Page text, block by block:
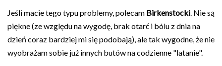
Jeśli macie tego typu problemy, polecam Birkenstocki. Nie są
piękne (ze względu na wygodę, brak otarć i bólu z dnia na
dzień coraz bardziej mi się podobają), ale tak wygodne, że nie
wyobrażam sobie już innych butów na codzienne "latanie".